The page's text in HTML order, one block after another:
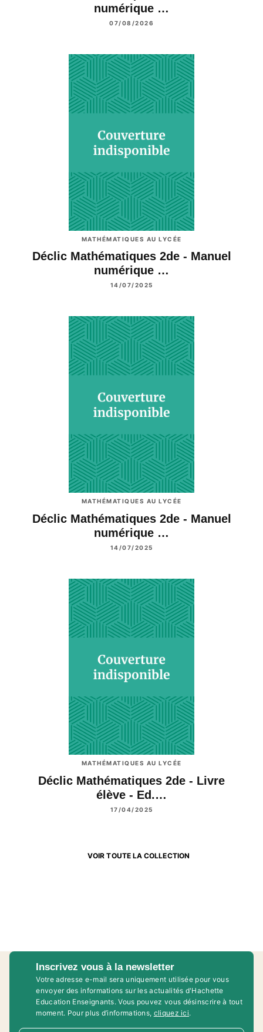
numérique …
07/08/2026
MATHÉMATIQUES AU LYCÉE
Déclic Mathématiques 2de - Manuel
numérique …
14/07/2025
MATHÉMATIQUES AU LYCÉE
Déclic Mathématiques 2de - Manuel
numérique …
14/07/2025
MATHÉMATIQUES AU LYCÉE
Déclic Mathématiques 2de - Livre
élève - Ed.…
17/04/2025
VOIR TOUTE LA COLLECTION
Inscrivez vous à la newsletter
Votre adresse e-mail sera uniquement utilisée pour vous
envoyer des informations sur les actualités d'Hachette
Education Enseignants. Vous pouvez vous désinscrire à tout
moment. Pour plus d’informations, cliquez ici.